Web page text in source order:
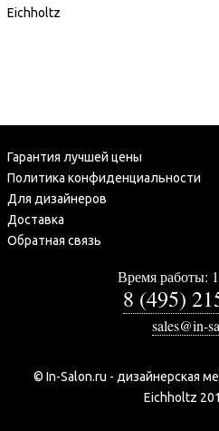
Eichholtz
Гарантия лучшей цены
Политика конфиденциальности
Для дизайнеров
Доставка
Обратная связь
Время работы:
8 (495)
sales@in-
© In-Salon.ru - дизайнерская
Eichholtz